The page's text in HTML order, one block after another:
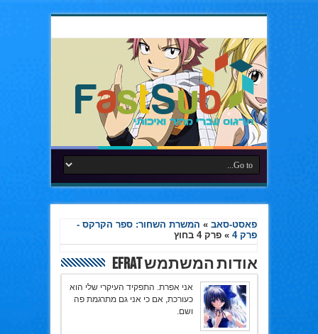
פאסט-סאב » המשרת השחור: ספר הקרקס -
פרק 4
»פרק 4 בחוץ
אודות המשתמש Efrat
אני אפרת. התפקיד העיקרי שלי הוא
כעורכת, אם כי אני גם מתרגמת פה
ושם.